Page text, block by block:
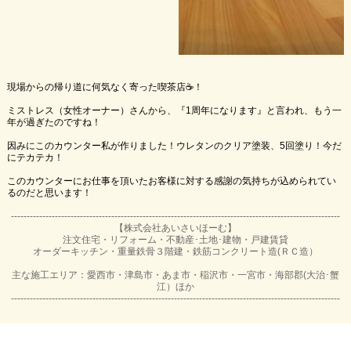
現場からの帰り道に何気なく寄った喫茶店☕️！
ミストレス（女性オーナー）さんから、『1周年になります』と言われ、もう一
年が過ぎたのですね！
因みにこのカウンター私が作りました！ウレタンのクリア塗装、5回塗り！今だ
にテカテカ！
このカウンターにお仕事を頂いたお客様に対する感謝の気持ちが込められてい
るのだと思います！
---------------------------------------------------------------------------------------------------------
【株式会社あいさいほーむ】
注文住宅・リフォーム・不動産･土地･建物・戸建賃貸
オーダーキッチン・重量鉄骨３階建・鉄筋コンクリート造(ＲＣ造）
主な施工エリア：愛西市・津島市・あま市・稲沢市・一宮市・海部郡(大治･蟹
江）ほか
---------------------------------------------------------------------------------------------------------